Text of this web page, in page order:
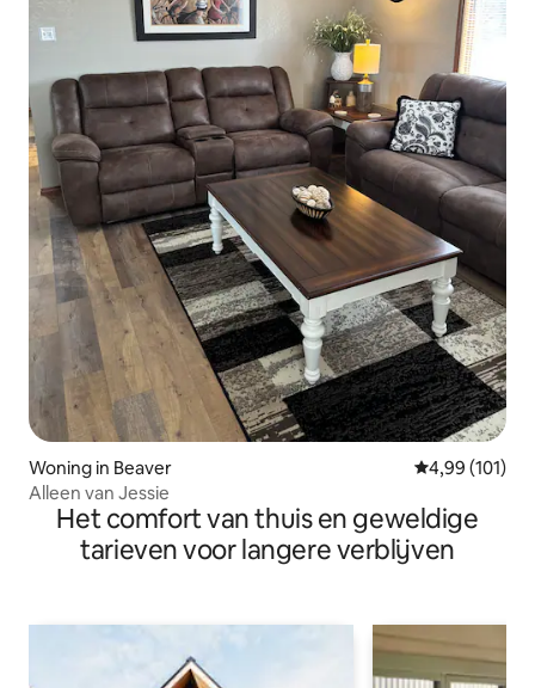
Woning in Beaver Gemiddelde
4,99 (101)
Alleen van Jessie
Het comfort van thuis en geweldige
tarieven voor langere verblijven